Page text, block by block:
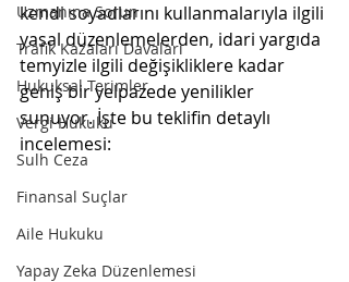
Uzmanına Sorun
Trafik Kazaları Davaları
Hukuksal Terimler
Vergi Hukuku
Sulh Ceza
Finansal Suçlar
Aile Hukuku
Yapay Zeka Düzenlemesi
kendi soyadlarını kullanmalarıyla ilgili
yasal düzenlemelerden, idari yargıda
temyizle ilgili değişikliklere kadar
geniş bir yelpazede yenilikler
sunuyor. İşte bu teklifin detaylı
incelemesi: